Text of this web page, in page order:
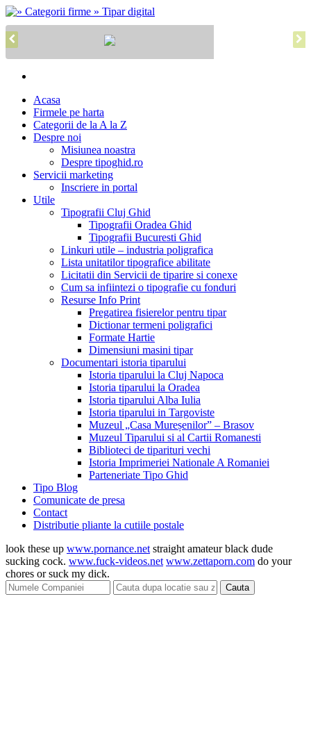
Acasa
Firmele pe harta
Categorii de la A la Z
Despre noi
Misiunea noastra
Despre tipoghid.ro
Servicii marketing
Inscriere in portal
Utile
Tipografii Cluj Ghid
Tipografii Oradea Ghid
Tipografii Bucuresti Ghid
Linkuri utile – industria poligrafica
Lista unitatilor tipografice abilitate
Licitatii din Servicii de tiparire si conexe
Cum sa infiintezi o tipografie cu fonduri
Resurse Info Print
Pregatirea fisierelor pentru tipar
Dictionar termeni poligrafici
Formate Hartie
Dimensiuni masini tipar
Documentari istoria tiparului
Istoria tiparului la Cluj Napoca
Istoria tiparului la Oradea
Istoria tiparului Alba Iulia
Istoria tiparului in Targoviste
Muzeul „Casa Mureșenilor” – Brasov
Muzeul Tiparului si al Cartii Romanesti
Biblioteci de tiparituri vechi
Istoria Imprimeriei Nationale A Romaniei
Parteneriate Tipo Ghid
Tipo Blog
Comunicate de presa
Contact
Distributie pliante la cutiile postale
look these up www.pornance.net straight amateur black dude
sucking cock. www.fuck-videos.net www.zettaporn.com do your
chores or suck my dick.